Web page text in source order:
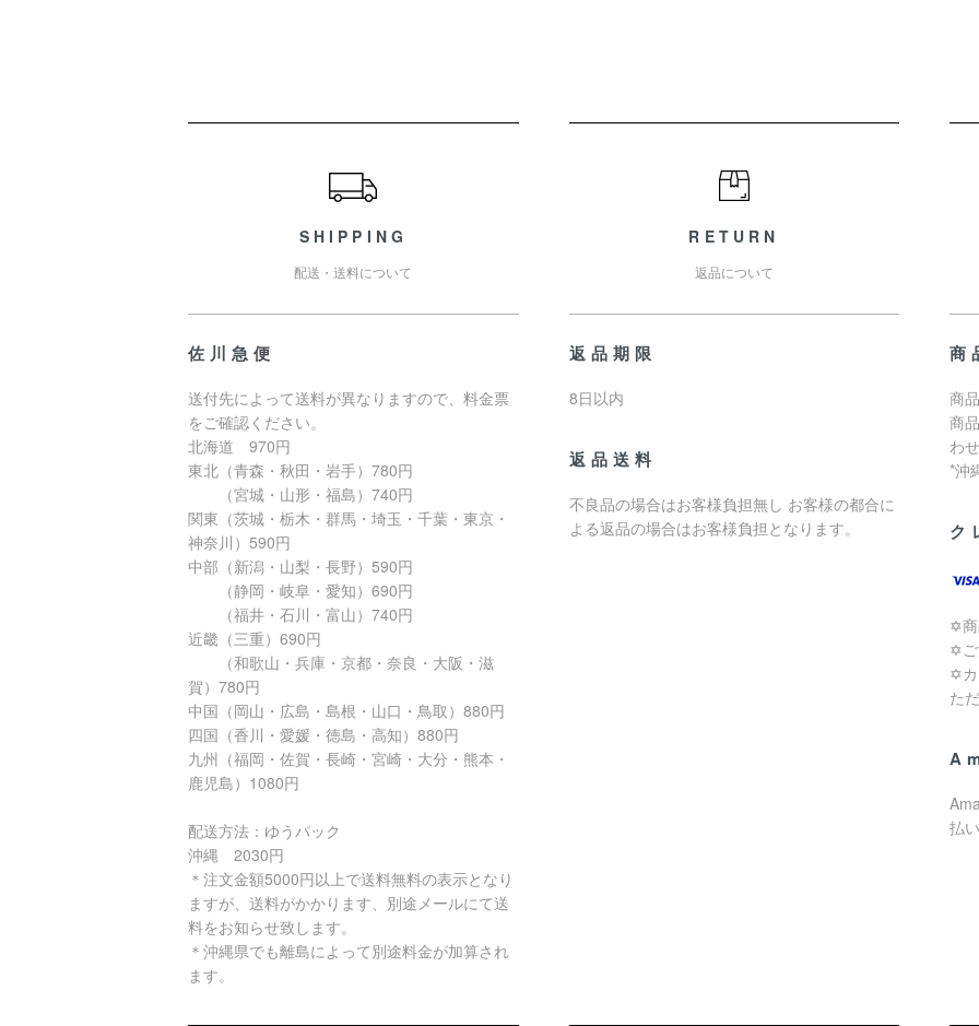
SHIPPING
配送・送料について
佐川急便
送付先によって送料が異なりますので、料金票
をご確認ください。
北海道 970円
東北（青森・秋田・岩手）780円
（宮城・山形・福島）740円
関東（茨城・栃木・群馬・埼玉・千葉・東京・
神奈川）590円
中部（新潟・山梨・長野）590円
（静岡・岐阜・愛知）690円
（福井・石川・富山）740円
近畿（三重）690円
（和歌山・兵庫・京都・奈良・大阪・滋
賀）780円
中国（岡山・広島・島根・山口・鳥取）880円
四国（香川・愛媛・徳島・高知）880円
九州（福岡・佐賀・長崎・宮崎・大分・熊本・
鹿児島）1080円
配送方法：ゆうパック
沖縄 2030円
＊注文金額5000円以上で送料無料の表示となり
ますが、送料がかかります、別途メールにて送
料をお知らせ致します。
＊沖縄県でも離島によって別途料金が加算され
ます。
RETURN
返品について
返品期限
8日以内
返品送料
不良品の場合はお客様負担無し お客様の都合に
よる返品の場合はお客様負担となります。
商
商
商
わ
*沖
ク
✡商
✡ご
✡カ
た
払